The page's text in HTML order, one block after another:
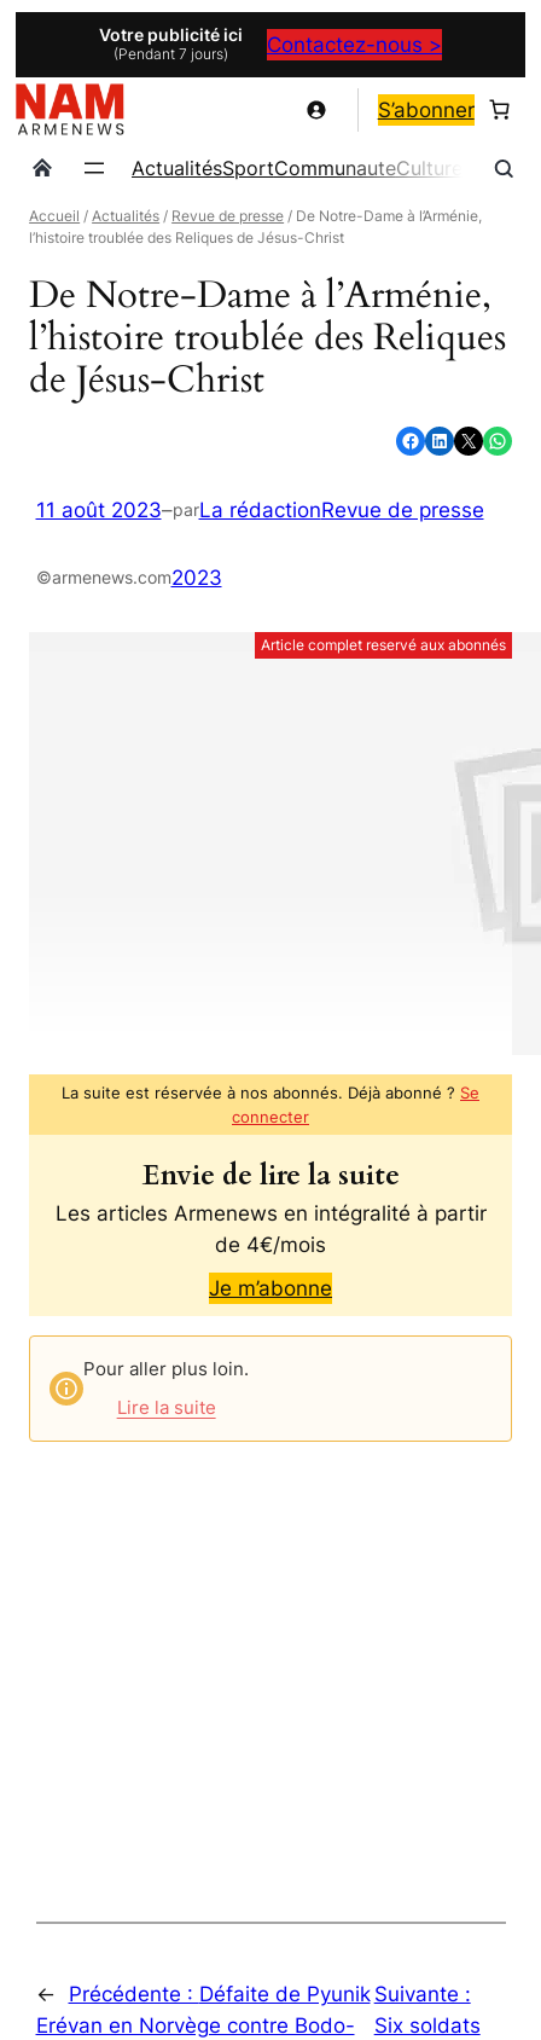
contenu
Votre publicité ici
(Pendant 7 jours) Contactez-nous >
S’abonner
ActualitésSportCommunauteCulture
Accueil /Actualités / Revue de presse / De Notre-Dame à l’Arménie,
l’histoire troublée des Reliques de Jésus-Christ
De Notre-Dame à l’Arménie,
l’histoire troublée des Reliques
de Jésus-Christ
Partager sur Facebook Partager sur LinkedIn Partager sur X Partager sur WhatsApp
11 août 2023–parLa rédactionRevue de presse
©armenews.com2023
Article complet reservé aux abonnés
La suite est réservée à nos abonnés. Déjà abonné ? Se
connecter
Envie de lire la suite
Les articles Armenews en intégralité à partir
de 4€/mois
Je m’abonne
Pour aller plus loin.
Lire la suite
← Précédente : Défaite de Pyunik
Erévan en Norvège contre Bodo-
Suivante :
Six soldats